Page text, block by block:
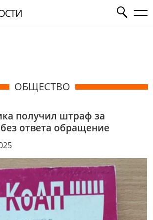
ОБЩЕСТВО
получил штраф за
ответа обращение